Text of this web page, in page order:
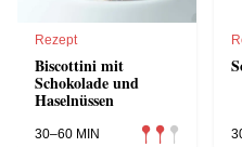
Rezept
Biscottini mit
Schokolade und
Haselnüssen
30–60 MIN